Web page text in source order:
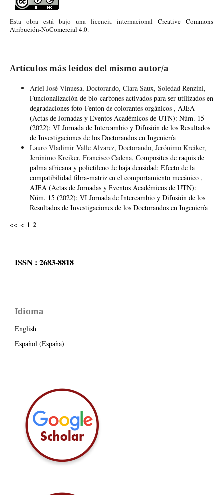
Esta obra está bajo una licencia internacionalCreative Commons
Atribución-NoComercial 4.0.
Artículos más leídos del mismo autor/a
Ariel José Vinuesa, Doctorando, Clara Saux, Soledad Renzini,
Funcionalización de bio-carbones activados para ser utilizados en
degradaciones foto-Fenton de colorantes orgánicos , AJEA
(Actas de Jornadas y Eventos Académicos de UTN): Núm. 15
(2022): VI Jornada de Intercambio y Difusión de los Resultados
de Investigaciones de los Doctorandos en Ingeniería
Lauro Vladimir Valle Alvarez, Doctorando, Jerónimo Kreiker,
Jerónimo Kreiker, Francisco Cadena, Composites de raquis de
palma africana y polietileno de baja densidad: Efecto de la
compatibilidad fibra-matriz en el comportamiento mecánico ,
AJEA (Actas de Jornadas y Eventos Académicos de UTN):
Núm. 15 (2022): VI Jornada de Intercambio y Difusión de los
Resultados de Investigaciones de los Doctorandos en Ingeniería
<< < 1 2
ISSN : 2683-8818
Idioma
English
Español (España)